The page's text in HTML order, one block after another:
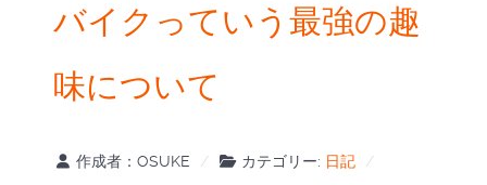
バイクっていう最強の趣
味について
作成者： OSUKE カテゴリー: 日記